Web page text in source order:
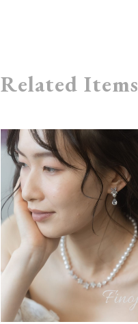
Related Items